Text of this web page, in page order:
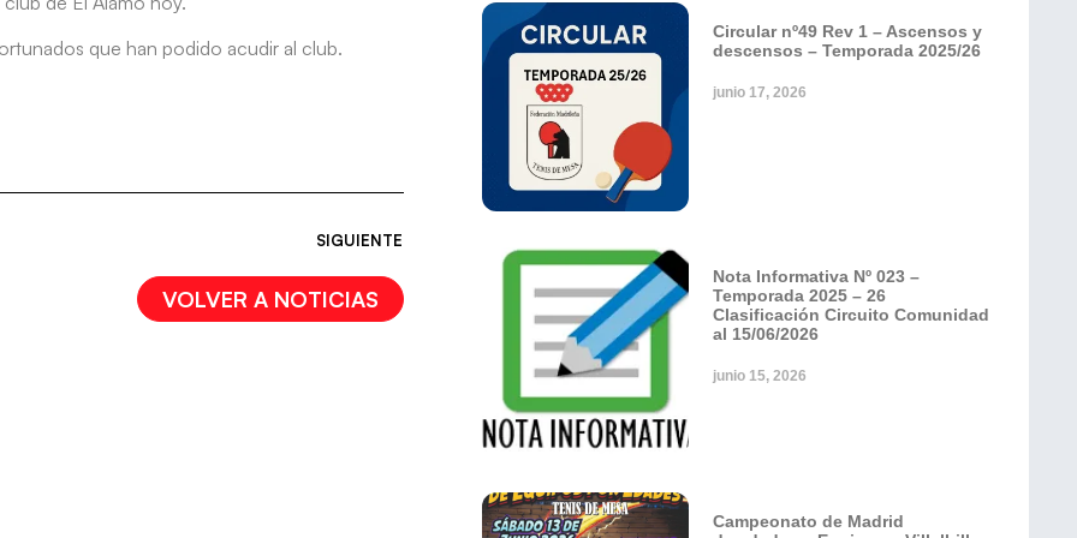
que han podido acudir al club.
SIGUIENTE
VOLVER A NOTICIAS
Circular nº49 Rev 1 – Ascensos y
descensos – Temporada 2025/26
junio 17, 2026
Nota Informativa Nº 023 –
Temporada 2025 – 26
Clasificación Circuito Comunidad
al 15/06/2026
junio 15, 2026
Campeonato de Madrid